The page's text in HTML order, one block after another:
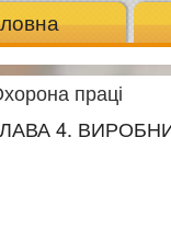
праці
4.